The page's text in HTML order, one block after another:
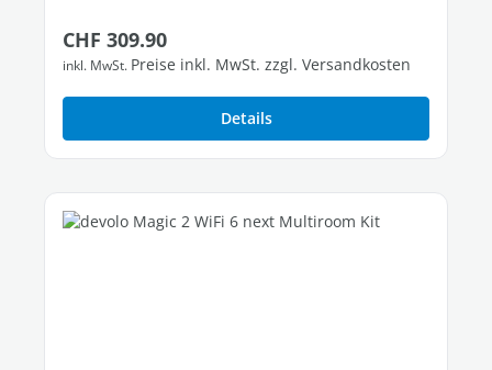
Regulärer Preis:
CHF 309.90
inkl. MwSt. Preise inkl. MwSt. zzgl. Versandkosten
Details